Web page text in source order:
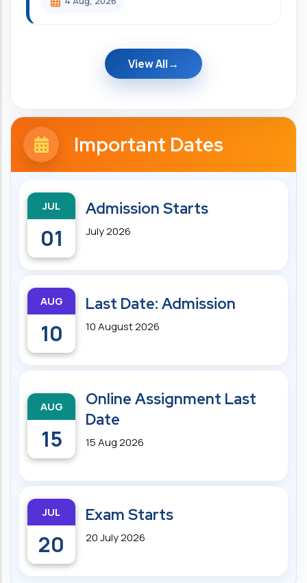
View All
Important Dates
JUL
01
Admission Starts
July 2026
AUG
10
Last Date: Admission
10 August 2026
AUG
15
Online Assignment Last
Date
15 Aug 2026
JUL
20
Exam Starts
20 July 2026